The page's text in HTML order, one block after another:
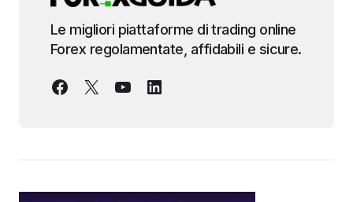
Le migliori piattaforme di trading online
Forex regolamentate, affidabili e sicure.